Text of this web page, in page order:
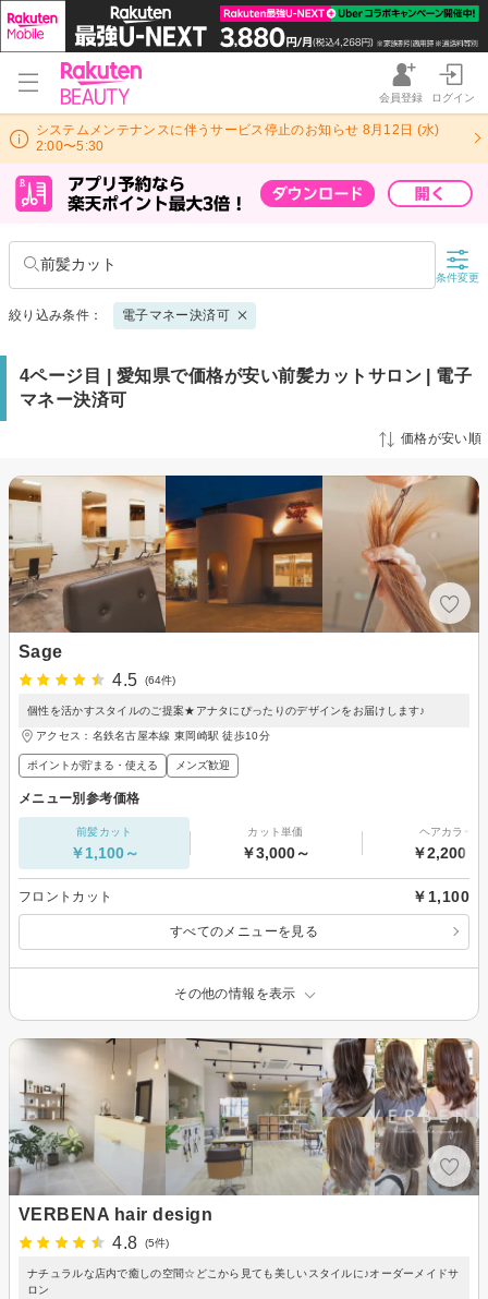
会員登録 ログイン
システムメンテナンスに伴うサービス停止のお知らせ 8月12日 (水)
2:00〜5:30
前髪カット
条件変更
絞り込み条件： 電子マネー決済可
4ページ目 | 愛知県で価格が安い前髪カットサロン | 電子
マネー決済可
価格が安い順
Sage
4.5
(64件)
個性を活かすスタイルのご提案★アナタにぴったりのデザインをお届けします♪
アクセス：名鉄名古屋本線 東岡崎駅 徒歩10分
ポイントが貯まる・使える メンズ歓迎
メニュー別参考価格
前髪カット
￥1,100～
カット単価
￥3,000～
ヘアカラー
￥2,200～
フロントカット ￥1,100
すべてのメニューを見る
その他の情報を表示
VERBENA hair design
4.8
(5件)
ナチュラルな店内で癒しの空間☆どこから見ても美しいスタイルに♪オーダーメイドサ
ロン